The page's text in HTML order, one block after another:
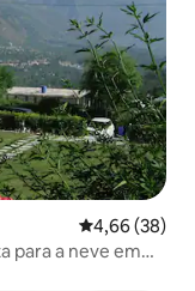
4,66 de uma
4,66 (38)
para a neve em